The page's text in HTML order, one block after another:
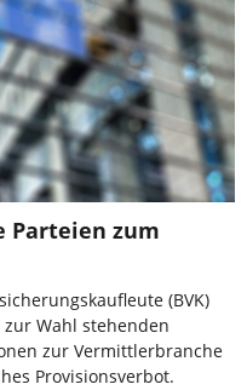
Parteien zum
(BVK)
Wahl stehenden
zur Vermittlerbranche
Provisionsverbot.